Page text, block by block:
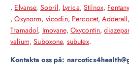
, Elvanse, Sobril, Lyrica,Stilnox,
,Oxynorm, vicodin, Percocet,Adderall,
Tramadol, Imovane, Oxycontin,
valium, Suboxone, subutex.
Kontakta oss på: